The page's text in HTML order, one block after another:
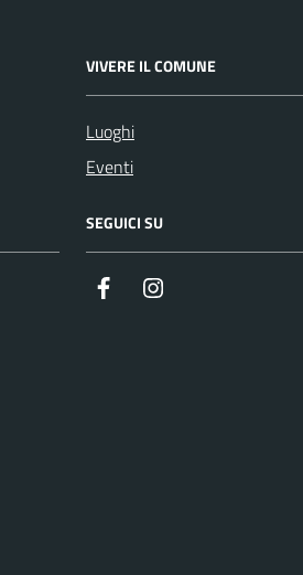
VIVERE IL COMUNE
Luoghi
Eventi
SEGUICI SU
Facebook